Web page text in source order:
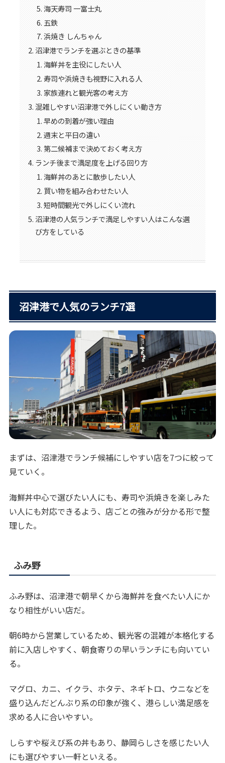
海天寿司 一富士丸
五鉄
浜焼き しんちゃん
沼津港でランチを選ぶときの基準
海鮮丼を主役にしたい人
寿司や浜焼きも視野に入れる人
家族連れと観光客の考え方
混雑しやすい沼津港で外しにくい動き方
早めの到着が強い理由
週末と平日の違い
第二候補まで決めておく考え方
ランチ後まで満足度を上げる回り方
海鮮丼のあとに散歩したい人
買い物を組み合わせたい人
短時間観光で外しにくい流れ
沼津港の人気ランチで満足しやすい人はこんな選
び方をしている
沼津港で人気のランチ7選
まずは、沼津港でランチ候補にしやすい店を7つに絞って
見ていく。
海鮮丼中心で選びたい人にも、寿司や浜焼きを楽しみた
い人にも対応できるよう、店ごとの強みが分かる形で整
理した。
ふみ野
ふみ野は、沼津港で朝早くから海鮮丼を食べたい人にか
なり相性がいい店だ。
朝6時から営業しているため、観光客の混雑が本格化する
前に入店しやすく、朝食寄りの早いランチにも向いてい
る。
マグロ、カニ、イクラ、ホタテ、ネギトロ、ウニなどを
盛り込んだどんぶり系の印象が強く、港らしい満足感を
求める人に合いやすい。
しらすや桜えび系の丼もあり、静岡らしさを感じたい人
にも選びやすい一軒といえる。